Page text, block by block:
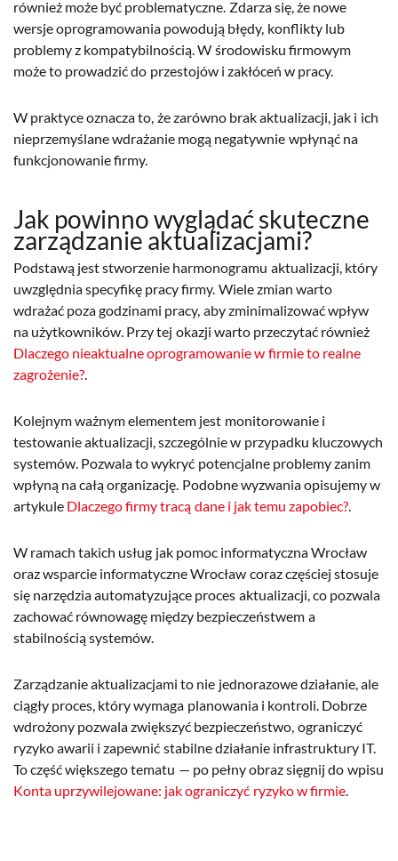
również może być problematyczne. Zdarza się, że nowe
wersje oprogramowania powodują błędy, konflikty lub
problemy z kompatybilnością. W środowisku firmowym
może to prowadzić do przestojów i zakłóceń w pracy.
W praktyce oznacza to, że zarówno brak aktualizacji, jak i ich
nieprzemyślane wdrażanie mogą negatywnie wpłynąć na
funkcjonowanie firmy.
Jak powinno wyglądać skuteczne
zarządzanie aktualizacjami?
Podstawą jest stworzenie harmonogramu aktualizacji, który
uwzględnia specyfikę pracy firmy. Wiele zmian warto
wdrażać poza godzinami pracy, aby zminimalizować wpływ
na użytkowników. Przy tej okazji warto przeczytać również
Dlaczego nieaktualne oprogramowanie w firmie to realne
zagrożenie?.
Kolejnym ważnym elementem jest monitorowanie i
testowanie aktualizacji, szczególnie w przypadku kluczowych
systemów. Pozwala to wykryć potencjalne problemy zanim
wpłyną na całą organizację. Podobne wyzwania opisujemy w
artykule Dlaczego firmy tracą dane i jak temu zapobiec?.
W ramach takich usług jak pomoc informatyczna Wrocław
oraz wsparcie informatyczne Wrocław coraz częściej stosuje
się narzędzia automatyzujące proces aktualizacji, co pozwala
zachować równowagę między bezpieczeństwem a
stabilnością systemów.
Zarządzanie aktualizacjami to nie jednorazowe działanie, ale
ciągły proces, który wymaga planowania i kontroli. Dobrze
wdrożony pozwala zwiększyć bezpieczeństwo, ograniczyć
ryzyko awarii i zapewnić stabilne działanie infrastruktury IT.
To część większego tematu — po pełny obraz sięgnij do wpisu
Konta uprzywilejowane: jak ograniczyć ryzyko w firmie.